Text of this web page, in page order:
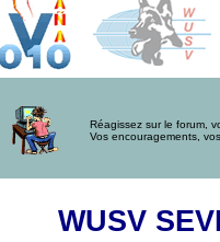
Réagissez sur le forum,
Vos encouragements,
WUSV